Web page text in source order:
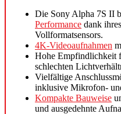
Die Sony Alpha 7S II
Performance dank
Vollformatsensors.
4K-Videoaufnahmen
Hohe Empfindlichkeit
schlechten
Vielfältige
inklusive Mikrofon-
Kompakte Bauweise
und ausgedehnte